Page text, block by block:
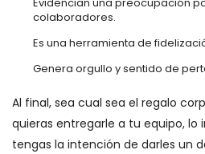
colaboradores.
Es una herramienta de
Genera orgullo y sentido de
Al final, sea cual sea el regalo
quieras entregarle a tu equipo, lo
tengas la intención de darles un